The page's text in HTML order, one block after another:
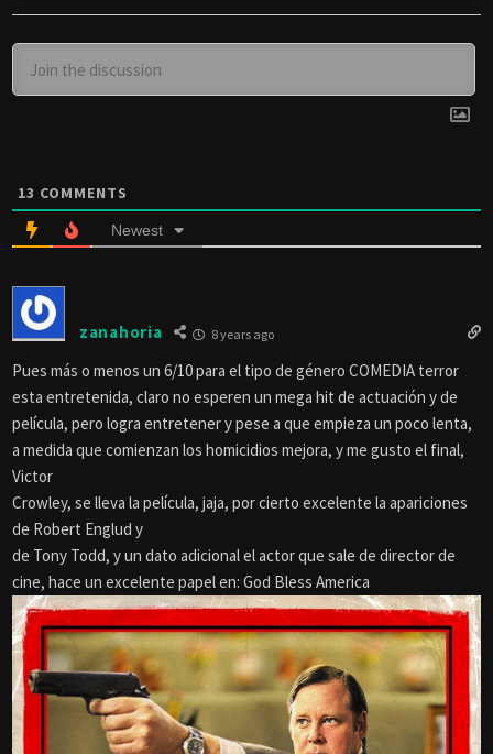
13 COMMENTS
Newest
zanahoria 8 years ago
Pues más o menos un 6/10 para el tipo de género COMEDIA terror
esta entretenida, claro no esperen un mega hit de actuación y de
película, pero logra entretener y pese a que empieza un poco lenta,
a medida que comienzan los homicidios mejora, y me gusto el final,
Victor
Crowley, se lleva la película, jaja, por cierto excelente la apariciones
de Robert Englud y
de Tony Todd, y un dato adicional el actor que sale de director de
cine, hace un excelente papel en: God Bless America